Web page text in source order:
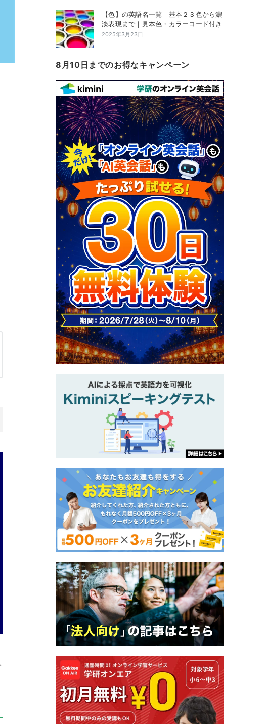
【色】の英語名一覧｜基本２３色から濃
淡表現まで｜見本色・カラーコード付き
2025年3月23日
8月10日までのお得なキャンペーン